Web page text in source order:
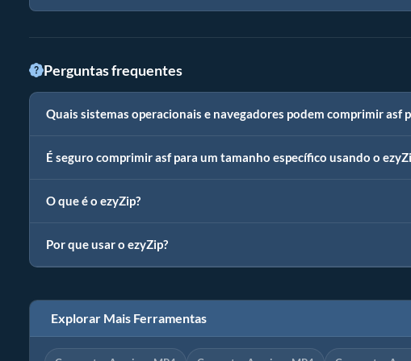
Perguntas frequentes
Quais sistemas operacionais e navegadores podem comprimir asf
É seguro comprimir asf para um tamanho específico usando o
O que é o ezyZip?
Por que usar o ezyZip?
Explorar Mais Ferramentas